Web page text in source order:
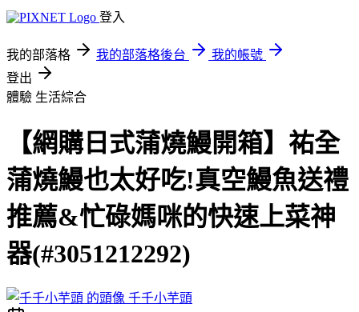
登入
我的部落格 我的部落格後台
我的帳號
登出
體驗 生活綜合
【網購日式蒲燒鰻開箱】祐全
蒲燒鰻也太好吃!真空鰻魚送禮
推薦&忙碌媽咪的快速上菜神
器(#3051212292)
千千小芋頭